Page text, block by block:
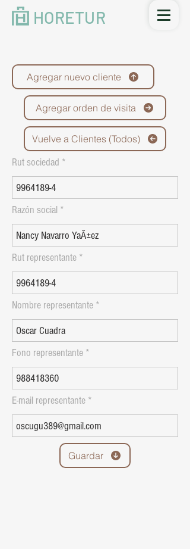
HORETUR
Agregar nuevo cliente
Agregar orden de visita
Vuelve a Clientes (Todos)
Rut sociedad
Razón social
Rut representante
Nombre representante
Fono representante
E-mail representante
Guardar